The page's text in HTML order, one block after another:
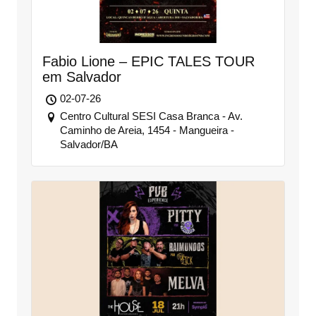
Fabio Lione – EPIC TALES TOUR
em Salvador
02-07-26
Centro Cultural SESI Casa Branca - Av.
Caminho de Areia, 1454 - Mangueira -
Salvador/BA